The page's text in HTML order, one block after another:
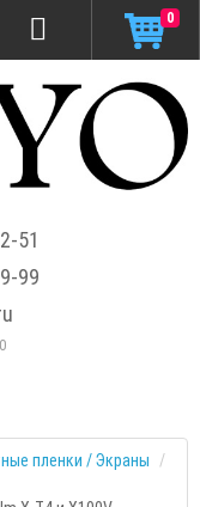
51
99
0
пленки / Экраны